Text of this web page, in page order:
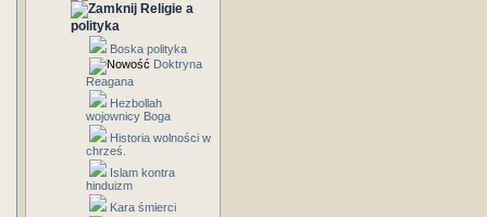
Religie a
polityka
Boska polityka
Doktryna
Reagana
Hezbollah
wojownicy Boga
Historia wolności w
chrześ.
Islam kontra
hinduizm
Kara śmierci